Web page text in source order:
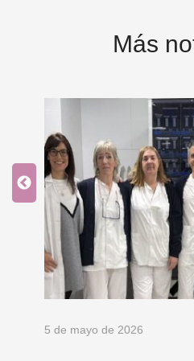
Más
5 de mayo de 2026